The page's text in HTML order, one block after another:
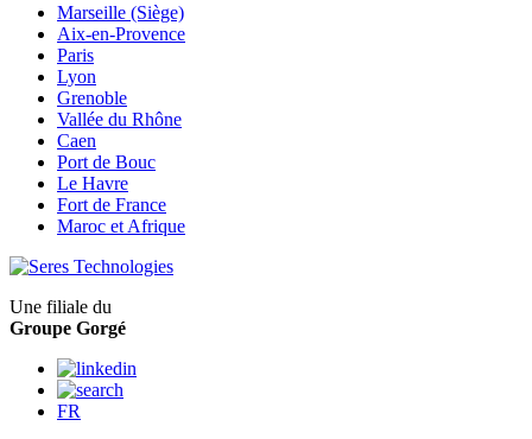
Marseille (Siège)
Aix-en-Provence
Paris
Lyon
Grenoble
Vallée du Rhône
Caen
Port de Bouc
Le Havre
Fort de France
Maroc et Afrique
Une filiale du
Groupe Gorgé
FR